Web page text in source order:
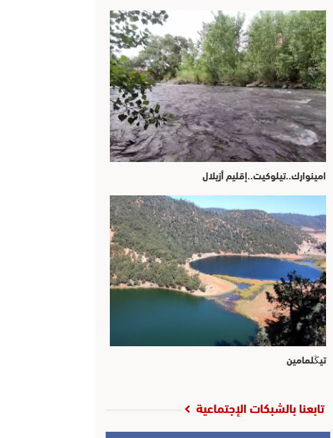
امينوارك..تيلوكيت..إقليم أزيلال
تيڭلمامين
تابعنا بالشبكات الإجتماعية